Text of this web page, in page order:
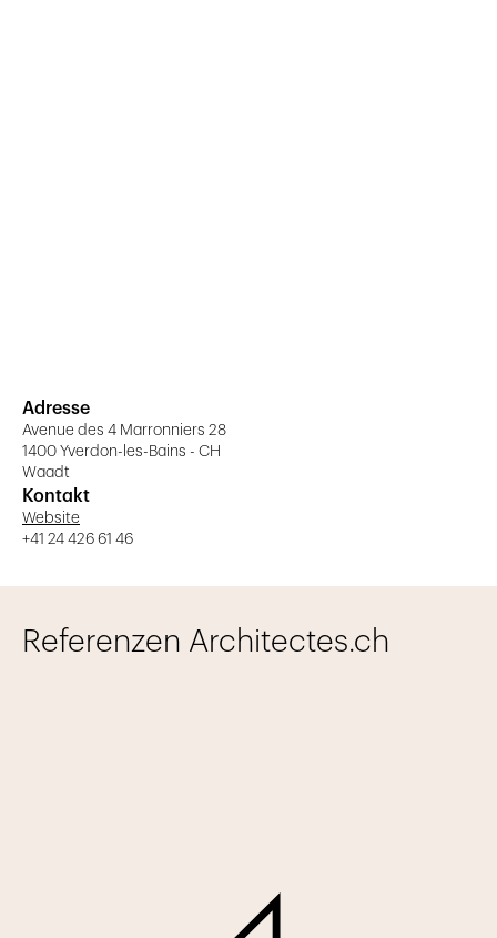
Adresse
Avenue des 4 Marronniers 28
1400 Yverdon-les-Bains - CH
Waadt
Kontakt
Website
+41 24 426 61 46
Referenzen Architectes.ch